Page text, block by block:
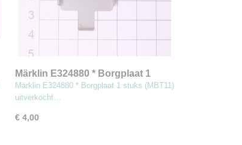
Märklin E324880 * Borgplaat 1
stuks (MBT11)
Märklin E324880 * Borgplaat 1 stuks (MBT11)
uitverkocht…
€ 4,00